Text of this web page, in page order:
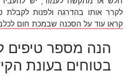
לקרר אותו בהדרגה ולפנות לקבלת
קראו עוד על הסכנה שבמכת חום
הנה מספר טיפים
בטוחים בעונת